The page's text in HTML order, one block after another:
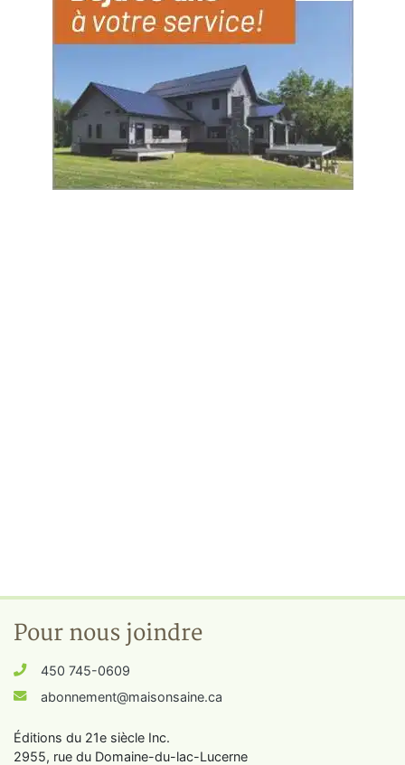
Pour nous joindre
450 745-0609
abonnement@maisonsaine.ca
Éditions du 21e siècle Inc.
2955, rue du Domaine-du-lac-Lucerne